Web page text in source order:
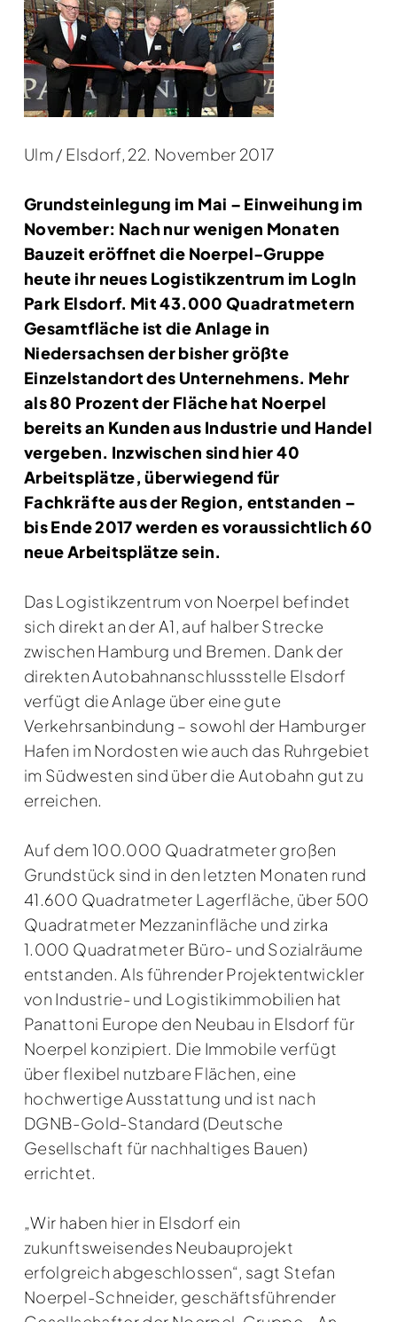
Ulm / Elsdorf, 22. November 2017
Grundsteinlegung im Mai – Einweihung im
November: Nach nur wenigen Monaten
Bauzeit eröffnet die Noerpel-Gruppe
heute ihr neues Logistikzentrum im LogIn
Park Elsdorf. Mit 43.000 Quadratmetern
Gesamtfläche ist die Anlage in
Niedersachsen der bisher größte
Einzelstandort des Unternehmens. Mehr
als 80 Prozent der Fläche hat Noerpel
bereits an Kunden aus Industrie und Handel
vergeben. Inzwischen sind hier 40
Arbeitsplätze, überwiegend für
Fachkräfte aus der Region, entstanden –
bis Ende 2017 werden es voraussichtlich 60
neue Arbeitsplätze sein.
Das Logistikzentrum von Noerpel befindet
sich direkt an der A1, auf halber Strecke
zwischen Hamburg und Bremen. Dank der
direkten Autobahnanschlussstelle Elsdorf
verfügt die Anlage über eine gute
Verkehrsanbindung – sowohl der Hamburger
Hafen im Nordosten wie auch das Ruhrgebiet
im Südwesten sind über die Autobahn gut zu
erreichen.
Auf dem 100.000 Quadratmeter großen
Grundstück sind in den letzten Monaten rund
41.600 Quadratmeter Lagerfläche, über 500
Quadratmeter Mezzaninfläche und zirka
1.000 Quadratmeter Büro- und Sozialräume
entstanden. Als führender Projektentwickler
von Industrie- und Logistikimmobilien hat
Panattoni Europe den Neubau in Elsdorf für
Noerpel konzipiert. Die Immobile verfügt
über flexibel nutzbare Flächen, eine
hochwertige Ausstattung und ist nach
DGNB-Gold-Standard (Deutsche
Gesellschaft für nachhaltiges Bauen)
errichtet.
„Wir haben hier in Elsdorf ein
zukunftsweisendes Neubauprojekt
erfolgreich abgeschlossen“, sagt Stefan
Noerpel-Schneider, geschäftsführender